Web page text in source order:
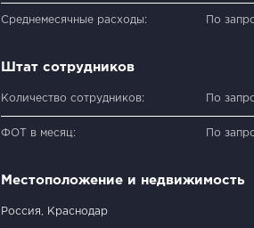
Среднемесячные расходы: По
Штат сотрудников
Количество сотрудников: По
ФОТ в месяц: По
Местоположение и недвижимость
Россия, Краснодар